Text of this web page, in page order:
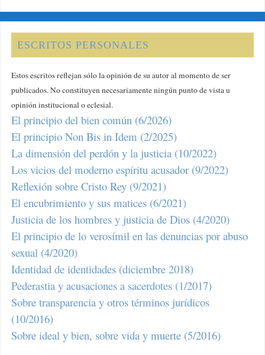
ESCRITOS PERSONALES
Estos escritos reflejan sólo la opinión de su autor al momento de ser
publicados. No constituyen necesariamente ningún punto de vista u
opinión institucional o eclesial.
El principio del bien común (6/2026)
El principio Non Bis in Idem (2/2025)
La dimensión del perdón y la justicia (10/2022)
Los vicios del moderno espíritu acusador (9/2022)
Reflexión sobre Cristo Rey (9/2021)
El encubrimiento y sus matices (6/2021)
Justicia de los hombres y justicia de Dios (4/2020)
El principio de lo verosímil en las denuncias por abuso
sexual (4/2020)
Identidad de identidades (diciembre 2018)
Pederastia y acusaciones a sacerdotes (1/2017)
Sobre transparencia y otros términos jurídicos
(10/2016)
Sobre ideal y bien, sobre vida y muerte (5/2016)